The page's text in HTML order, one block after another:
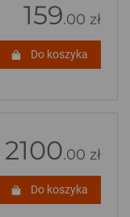
159.00 zł
Do koszyka
2100.00 zł
Do koszyka